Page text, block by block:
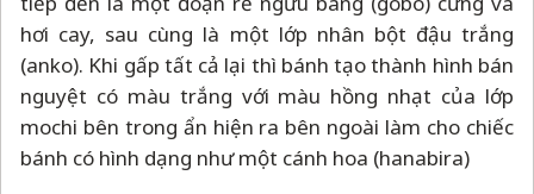
hơi cay, sau cùng là một lớp nhân bột đậu trắng
(anko). Khi gấp tất cả lại thì bánh tạo thành hình bán
nguyệt có màu trắng với màu hồng nhạt của lớp
mochi bên trong ẩn hiện ra bên ngoài làm cho chiếc
bánh có hình dạng như một cánh hoa (hanabira)